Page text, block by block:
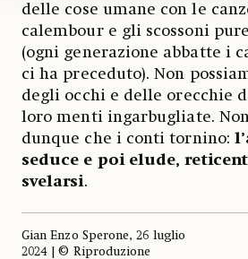
delle cose umane con le
calembour e gli scossoni
(ogni generazione abbatte i
ci ha preceduto). Non
degli occhi e delle orecchie
loro menti ingarbugliate.
dunque che i conti tornino:
seduce e poi elude,
svelarsi.
Gian Enzo Sperone, 26 luglio
2024 | © Riproduzione